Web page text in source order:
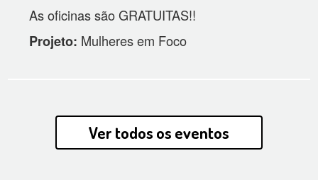
As oficinas são GRATUITAS!!
Projeto: Mulheres em Foco
Ver todos os eventos